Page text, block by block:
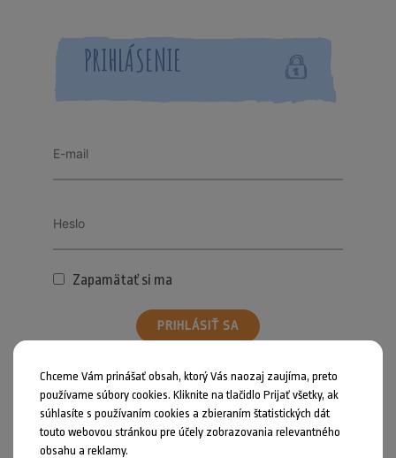
PRIHLÁSENIE
Zapamätať si ma
PRIHLÁSIŤ SA
Zabudli ste heslo?
Chceme Vám prinášať obsah, ktorý Vás naozaj zaujíma, preto
používame súbory cookies. Kliknite na tlačidlo Prijať všetky, ak
súhlasíte s používaním cookies a zbieraním štatistických dát
touto webovou stránkou pre účely zobrazovania relevantného
obsahu a reklamy.